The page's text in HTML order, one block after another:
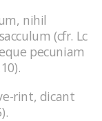
nihil
(cfr. Lc
pecuniam
rint, dicant